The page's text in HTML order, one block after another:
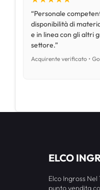
“Personale
disponibilità di
e in linea con gli altri
settore.”
Acquirente verificato •
ELCO
Elco Ingross
punto vendita